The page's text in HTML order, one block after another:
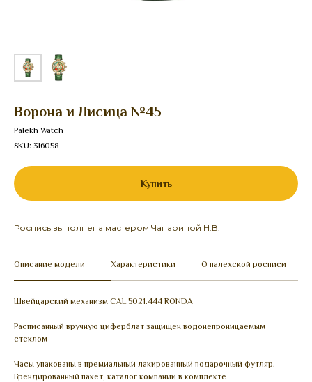
Ворона и Лисица №45
Palekh Watch
SKU: 316058
Купить
Роспись выполнена мастером Чапариной Н.В.
Описание модели Характеристики О палехской росписи
Швейцарский механизм CAL 5021.444 RONDA
Расписанный вручную циферблат защищен водонепроницаемым
стеклом
Часы упакованы в премиальный лакированный подарочный футляр.
Брендированный пакет, каталог компании в комплекте